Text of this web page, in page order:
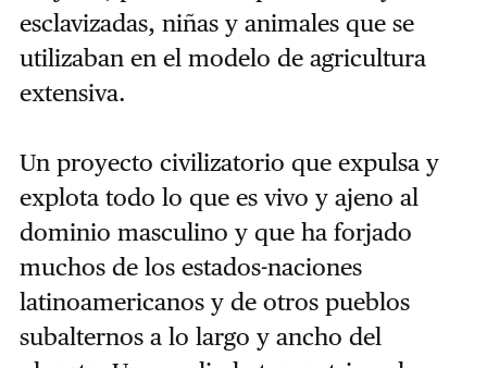
esclavizadas, niñas y animales que se
utilizaban en el modelo de agricultura
extensiva.
Un proyecto civilizatorio que expulsa y
explota todo lo que es vivo y ajeno al
dominio masculino y que ha forjado
muchos de los estados-naciones
latinoamericanos y de otros pueblos
subalternos a lo largo y ancho del